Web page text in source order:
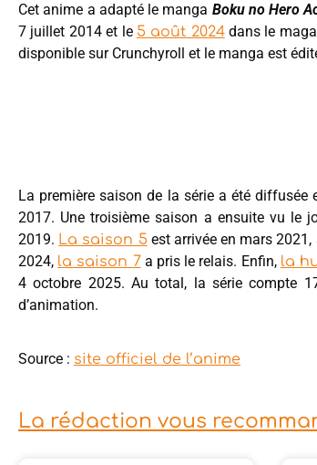
Cet anime a adapté le manga Boku no Hero
7 juillet 2014 et le 5 août 2024dans le
disponible sur Crunchyroll et le manga est
La première saison de la série a été diffusée
2017. Une troisième saison a ensuite vu le
2019. La saison 5 est arrivée en mars
2024, la saison 7a pris le relais. Enfin, la
4 octobre 2025. Au total, la série compte
d’animation.
Source : site officiel de l’anime
La rédaction vous